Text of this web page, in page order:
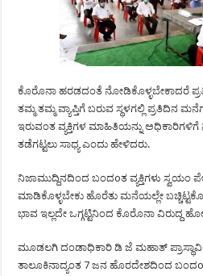
ಕೊರೊನಾ ಹರಡದಂತೆ ನೋಡಿಕೊಳ್ಳಬೇಕಾದರೆ
ತಮ್ಮ ತಮ್ಮ ವ್ಯಾಪ್ತಿಗೆ ಬರುವ ಸ್ಥಳಗಲ್ಲಿ ಪ್ರತಿದಿನ
ಇರುವಂತ ವ್ಯಕ್ತಿಗಳ ಮಾಹಿತಿಯನ್ನು
ತಡೆಗಟ್ಟಲು ಸಾಧ್ಯ ಎಂದು ಹೇಳಿದರು.
ನಿಜಾಮುದ್ದಿನದಿಂದ ಬಂದoತ ವ್ಯಕ್ತಿಗಳು ಸ್ವಯಂ
ಮಾಡಿಕೊಳ್ಳಬೇಕು ಹೊರೆತು ಮನೆಯಲ್ಲೇ
ಭಾವ ಇಲ್ಲದೇ ಒಗ್ಗಟ್ಟಿನಿಂದ ಕೊರೊನಾ ವಿರುದ್ದ
ಮೂಡಲಗಿ ದಂಡಾಧಿಕಾರಿ ಡಿ ಜೆ ಮಹಾತ್
ತಾಲೂಕಿನಾದ್ಯಂತ 7 ಜನ ಹೊರದೇಶದಿಂದ ಬಂದoತ